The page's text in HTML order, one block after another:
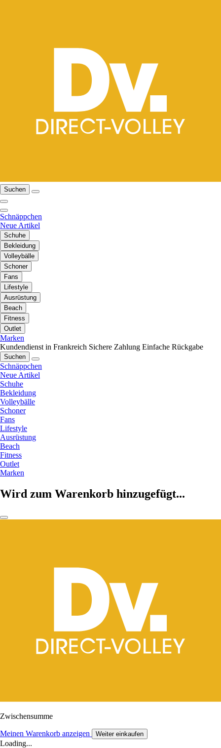
Suchen
Schnäppchen
Neue Artikel
Schuhe
Bekleidung
Volleybälle
Schoner
Fans
Lifestyle
Ausrüstung
Beach
Fitness
Outlet
Marken
Kundendienst in Frankreich Sichere Zahlung Einfache Rückgabe
Suchen
Schnäppchen
Neue Artikel
Schuhe
Bekleidung
Volleybälle
Schoner
Fans
Lifestyle
Ausrüstung
Beach
Fitness
Outlet
Marken
Wird zum Warenkorb hinzugefügt...
Zwischensumme
Meinen Warenkorb anzeigen Weiter einkaufen
Loading...